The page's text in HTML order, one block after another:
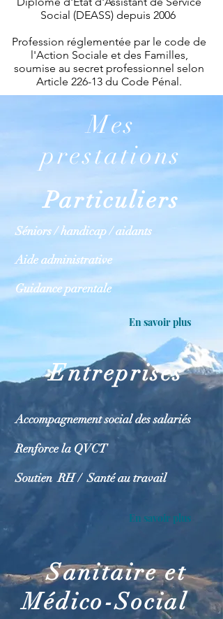
Social (DEASS) depuis 2006
Profession réglementée par le code de
l'Action Sociale et des Familles,
soumise au secret professionnel selon
Article 226-13 du Code Pénal.
Mes
prestations
Particuliers
Séniors / handicap / aidants
Aide administrative
Guidance parentale
En savoir plus
Entreprises
Accompagnement social des salariés
Renforce la QVCT
Soutien RH / Santé au travail
En savoir plus
Sanitaire et
Médico-Social